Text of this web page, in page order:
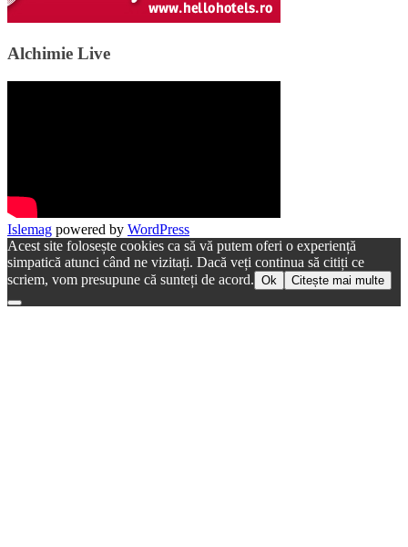
Alchimie Live
Islemag powered by WordPress
Acest site folosește cookies ca să vă putem oferi o experiență
simpatică atunci când ne vizitați. Dacă veți continua să citiți ce
scriem, vom presupune că sunteți de acord. Ok Citește mai multe